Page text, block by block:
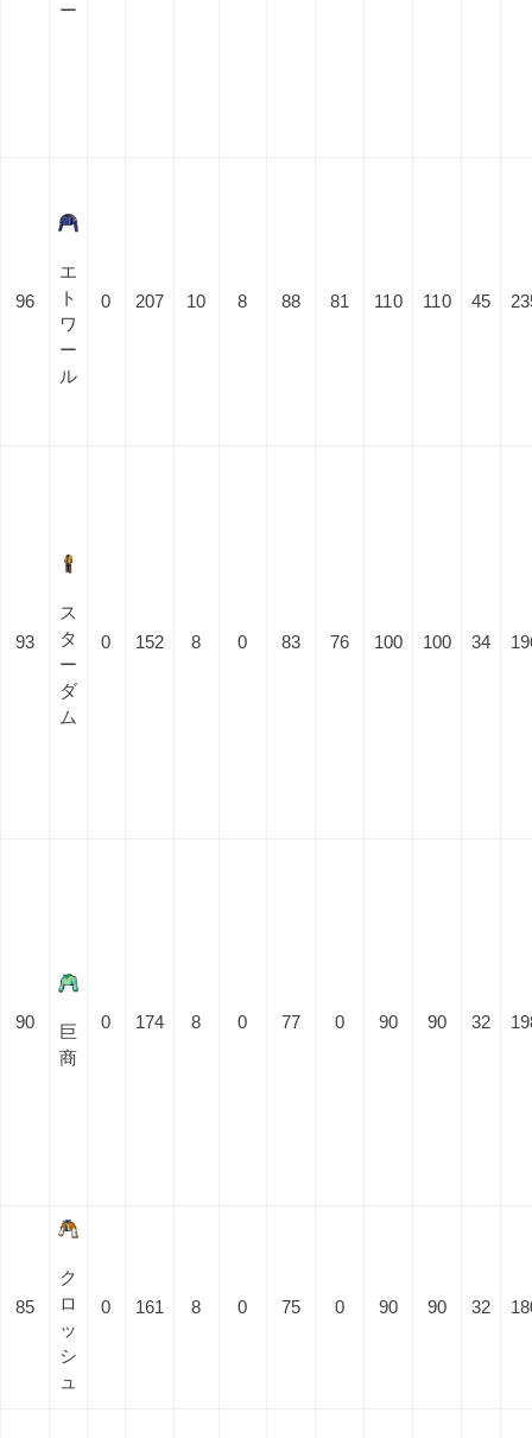
ー
96
エ
ト
ワ
ー
ル
0 207 10 8 88 81 110 110 45
93
ス
タ
ー
ダ
ム
0 152 8 0 83 76 100 100 34
90
巨
商
0 174 8 0 77 0 90 90 32
85
ク
ロ
ッ
シ
ュ
0 161 8 0 75 0 90 90 32